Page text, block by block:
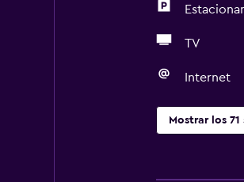
TV
Internet
Mostrar los